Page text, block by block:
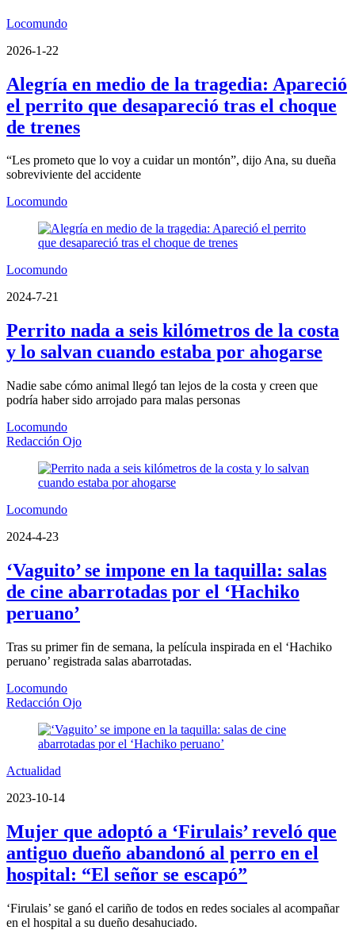
Locomundo
2026-1-22
Alegría en medio de la tragedia: Apareció
el perrito que desapareció tras el choque
de trenes
“Les prometo que lo voy a cuidar un montón”, dijo Ana, su dueña
sobreviviente del accidente
Locomundo
Locomundo
2024-7-21
Perrito nada a seis kilómetros de la costa
y lo salvan cuando estaba por ahogarse
Nadie sabe cómo animal llegó tan lejos de la costa y creen que
podría haber sido arrojado para malas personas
Locomundo
Redacción Ojo
Locomundo
2024-4-23
‘Vaguito’ se impone en la taquilla: salas
de cine abarrotadas por el ‘Hachiko
peruano’
Tras su primer fin de semana, la película inspirada en el ‘Hachiko
peruano’ registrada salas abarrotadas.
Locomundo
Redacción Ojo
Actualidad
2023-10-14
Mujer que adoptó a ‘Firulais’ reveló que
antiguo dueño abandonó al perro en el
hospital: “El señor se escapó”
‘Firulais’ se ganó el cariño de todos en redes sociales al acompañar
en el hospital a su dueño desahuciado.